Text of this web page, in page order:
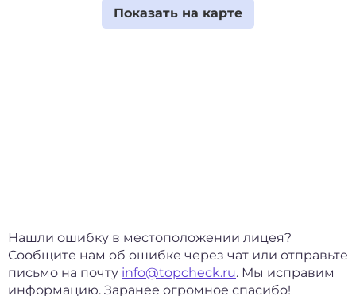
Нашли ошибку в местоположении лицея?
Сообщите нам об ошибке через чат или отправьте
письмо на почту info@topcheck.ru. Мы исправим
информацию. Заранее огромное спасибо!